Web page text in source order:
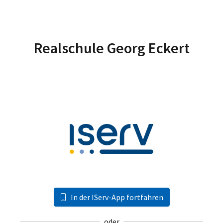
Realschule Georg Eckert
In der IServ-App fortfahren